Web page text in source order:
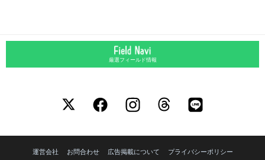
厳選フィールド情報
運営会社 お問合わせ 広告掲載について
プライバシーポリシー